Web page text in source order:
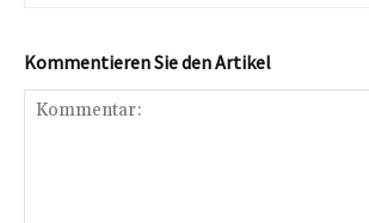
Kommentieren Sie den Artikel